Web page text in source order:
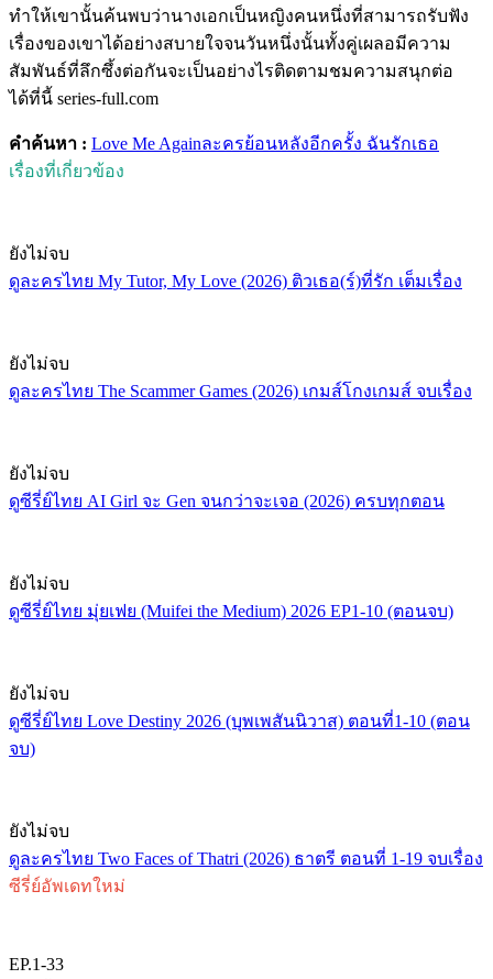
ทำให้เขานั้นค้นพบว่านางเอกเป็นหญิงคนหนึ่งที่สามารถรับฟัง
เรื่องของเขาได้อย่างสบายใจจนวันหนึ่งนั้นทั้งคู่เผลอมีความ
สัมพันธ์ที่ลึกซึ้งต่อกันจะเป็นอย่างไรติดตามชมความสนุกต่อ
ได้ที่นี้ series-full.com
คำค้นหา : Love Me Againละครย้อนหลังอีกครั้ง ฉันรักเธอ
เรื่องที่เกี่ยวข้อง
ยังไม่จบ
ดูละครไทย My Tutor, My Love (2026) ติวเธอ(ร์)ที่รัก เต็มเรื่อง
ยังไม่จบ
ดูละครไทย The Scammer Games (2026) เกมส์โกงเกมส์ จบเรื่อง
ยังไม่จบ
ดูซีรี่ย์ไทย AI Girl จะ Gen จนกว่าจะเจอ (2026) ครบทุกตอน
ยังไม่จบ
ดูซีรี่ย์ไทย มุ่ยเฟย (Muifei the Medium) 2026 EP1-10 (ตอนจบ)
ยังไม่จบ
ดูซีรี่ย์ไทย Love Destiny 2026 (บุพเพสันนิวาส) ตอนที่1-10 (ตอน
จบ)
ยังไม่จบ
ดูละครไทย Two Faces of Thatri (2026) ธาตรี ตอนที่ 1-19 จบเรื่อง
ซีรี่ย์อัพเดทใหม่
EP.1-33